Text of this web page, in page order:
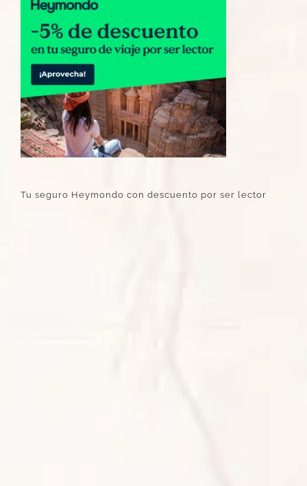
Tu seguro Heymondo con descuento por ser lector